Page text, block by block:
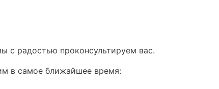
с радостью проконсультируем вас.
в самое ближайшее время: